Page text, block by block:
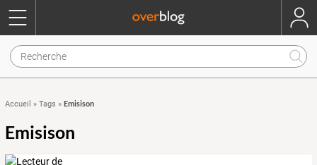
Accueil » Tags » Emisison
Emisison